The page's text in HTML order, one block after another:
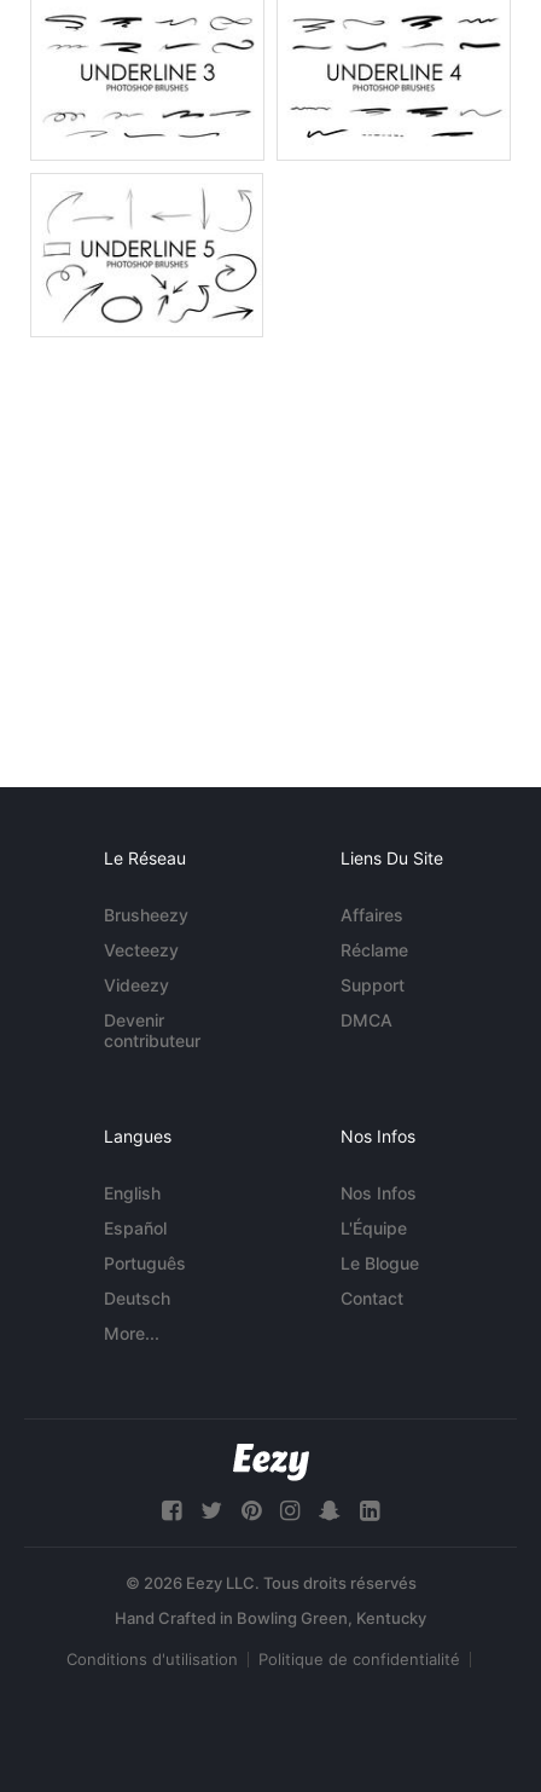
Le Réseau
Brusheezy
Vecteezy
Videezy
Devenir
contributeur
Liens Du Site
Affaires
Réclame
Support
DMCA
Langues
English
Español
Português
Deutsch
More...
Nos Infos
Nos Infos
L'Équipe
Le Blogue
Contact
© 2026 Eezy LLC. Tous droits réservés
Conditions d'utilisation Politique de confidentialité